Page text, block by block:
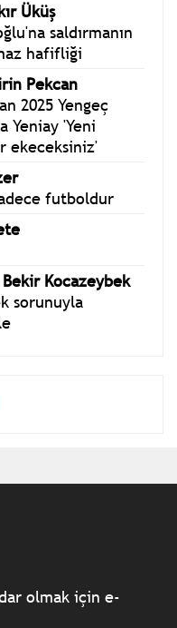
Üküş
saldırmanın
hafifliği
Pekcan
2025 Yengeç
Yeniay 'Yeni
ekeceksiniz'
futboldur
Kocazeybek
sorunuyla
olmak için e-